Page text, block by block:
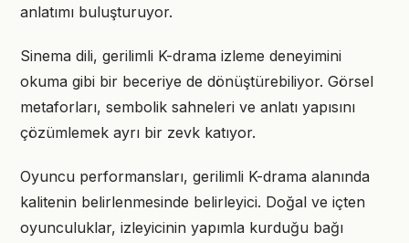
anlatımı buluşturuyor.
Sinema dili, gerilimli K-drama izleme deneyimini
okuma gibi bir beceriye de dönüştürebiliyor. Görsel
metaforları, sembolik sahneleri ve anlatı yapısını
çözümlemek ayrı bir zevk katıyor.
Oyuncu performansları, gerilimli K-drama alanında
kalitenin belirlenmesinde belirleyici. Doğal ve içten
oyunculuklar, izleyicinin yapımla kurduğu bağı